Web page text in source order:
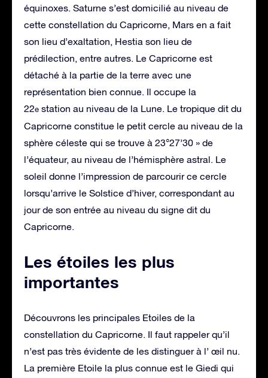
équinoxes. Saturne s’est domicilié au niveau de
cette constellation du Capricorne, Mars en a fait
son lieu d’exaltation, Hestia son lieu de
prédilection, entre autres. Le Capricorne est
détaché à la partie de la terre avec une
représentation bien connue. Il occupe la
22e station au niveau de la Lune. Le tropique dit du
Capricorne constitue le petit cercle au niveau de la
sphère céleste qui se trouve à 23°27’30 » de
l’équateur, au niveau de l’hémisphère astral. Le
soleil donne l’impression de parcourir ce cercle
lorsqu’arrive le Solstice d’hiver, correspondant au
jour de son entrée au niveau du signe dit du
Capricorne.
Les étoiles les plus
importantes
Découvrons les principales Etoiles de la
constellation du Capricorne. Il faut rappeler qu’il
n’est pas très évidente de les distinguer à l’ œil nu.
La première Etoile la plus connue est le Giedi qui